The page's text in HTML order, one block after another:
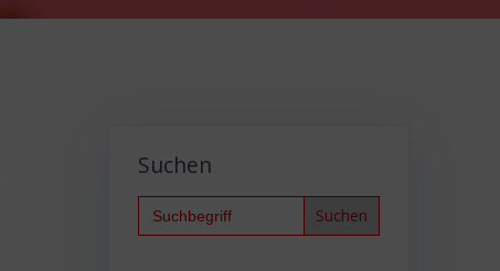
Suchen
Search
for: